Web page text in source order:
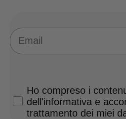
Email
Privacy Policy
Ho compreso i
dell'informativa e
trattamento dei miei